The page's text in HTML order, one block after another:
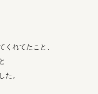
くれてたこと、
た。